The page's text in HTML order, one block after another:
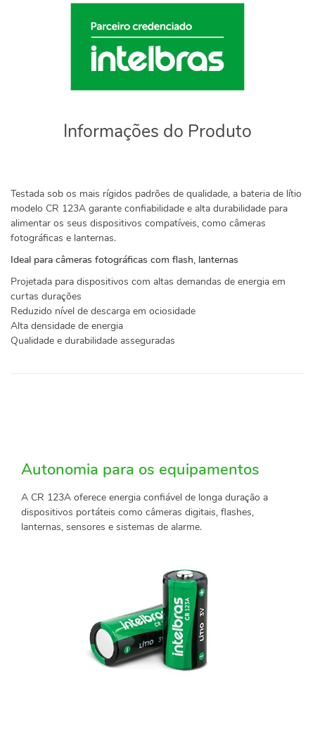
Informações do Produto
Testada sob os mais rígidos padrões de qualidade, a bateria de lítio
modelo CR 123A garante confiabilidade e alta durabilidade para
alimentar os seus dispositivos compatíveis, como câmeras
fotográficas e lanternas.
Ideal para câmeras fotográficas com flash, lanternas
Projetada para dispositivos com altas demandas de energia em
curtas durações
Reduzido nível de descarga em ociosidade
Alta densidade de energia
Qualidade e durabilidade asseguradas
Autonomia para os equipamentos
A CR 123A oferece energia confiável de longa duração a
dispositivos portáteis como câmeras digitais, flashes,
lanternas, sensores e sistemas de alarme.